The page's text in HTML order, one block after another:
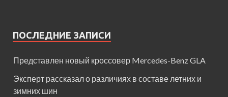
ПОСЛЕДНИЕ ЗАПИСИ
Представлен новый кроссовер Mercedes-Benz GLA
Эксперт рассказал о различиях в составе летних и
зимних шин